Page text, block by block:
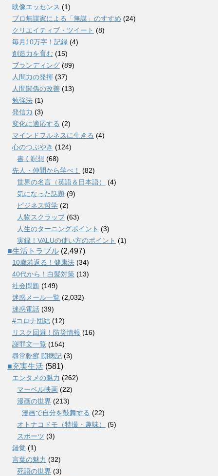
映像エッセンス (1)
プロ無謀家による「無謀」のすすめ (24)
クリエイティブ・ツイート (8)
毎月10万字！記録 (4)
創造力を育む (15)
ブランディング (89)
人間力の発揮 (37)
人間関係の改善 (13)
勉強法 (1)
発信力 (3)
変化に適応する (2)
マインドフルネスに生きる (4)
心のつぶやき (124)
書く瞑想 (68)
先人・仲間から学べ！
(82)
世界の名言（英語＆日本語）
(4)
気になった話題 (9)
ビジネス哲学 (2)
人物スクラップ(63)
人生のターニングポイント (3)
実録！VALUの使い方のポイント (1)
■生活トラブル (2,497)
10歳若返る！健康法 (34)
40代から！白髪対策 (13)
社会問題 (149)
迷惑メール一覧 (2,032)
迷惑電話 (39)
#コロナ団結 (12)
リスク回避！防災情報 (16)
謝罪文一覧 (154)
尋常乾癬 闘病記 (3)
■充実生活 (581)
エンタメの魅力 (262)
マーベル映画 (22)
漫画の世界 (213)
漫画で自分を鼓舞する (22)
オトナコドモ（特撮・趣味）
(5)
スポーツ (3)
錯覚 (1)
言葉の魅力 (32)
死語の世界 (3)